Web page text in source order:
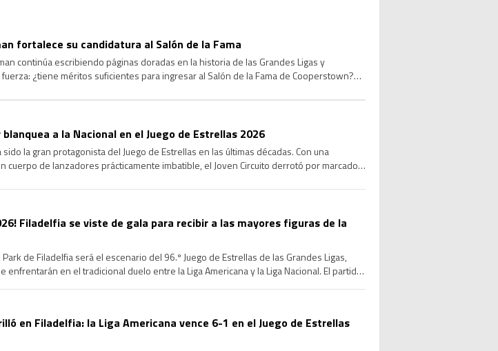
fortalece su candidatura al Salón de la Fama
continúa escribiendo páginas doradas en la historia de las Grandes Ligas y
¿tiene méritos suficientes para ingresar al Salón de la Fama de Cooperstown?
a la Nacional en el Juego de Estrellas 2026
la gran protagonista del Juego de Estrellas en las últimas décadas. Con una
cuerpo de lanzadores prácticamente imbatible, el Joven Circuito derrotó por marcador
Filadelfia se viste de gala para recibir a las mayores figuras de la
de Filadelfia será el escenario del 96.º Juego de Estrellas de las Grandes Ligas,
en el tradicional duelo entre la Liga Americana y la Liga Nacional. El partido
en Filadelfia: la Liga Americana vence 6-1 en el Juego de Estrellas